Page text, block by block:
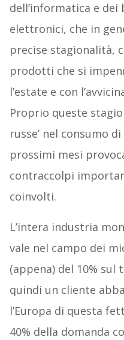
dell’informatica e dei
elettronici, che in
precise stagionalità,
prodotti che si
l’estate e con
Proprio queste
russe’ nel consumo
prossimi mesi
contraccolpi
coinvolti.
L’intera industria
vale nel campo dei
(appena) del 10% sul
quindi un cliente
l’Europa di questa
40% della domanda